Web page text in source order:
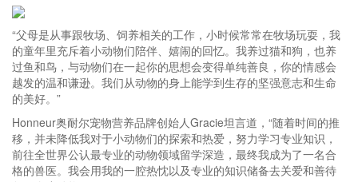
“父母是从事跟牧场、饲养相关的工作，小时候常常在牧场玩耍，我
的童年里充斥着小动物们陪伴、嬉闹的回忆。我养过猫和狗，也养
过鱼和鸟，与动物们在一起你的思想会变得单纯善良，你的情感会
越发的温和谦逊。我们从动物的身上能学到生存的坚强意志和生命
的美好。”
Honneur奥耐尔宠物营养品牌创始人Gracie坦言道，“随着时间的推
移，并未降低我对于小动物们的探索和热爱，努力学习专业知识，
前往全世界公认最专业的动物领域留学深造，最终我成为了一名合
格的兽医。我会用我的一腔热忱以及专业的知识储备去关爱和善待